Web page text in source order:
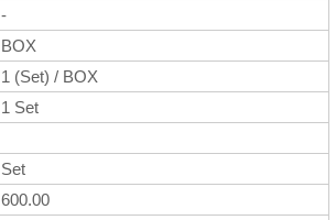
-
BOX
1 (Set) / BOX
1 Set
Set
600.00